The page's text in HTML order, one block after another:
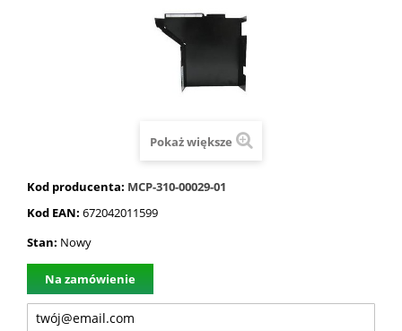
Pokaż większe
Kod producenta: MCP-310-00029-01
Kod EAN: 672042011599
Stan: Nowy
Na zamówienie